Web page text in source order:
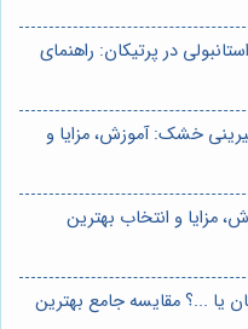
در پرتیکان: راهنمای
خشک: آموزش، مزایا و
مزایا و انتخاب بهترین
یا ...؟ مقایسه جامع بهترین